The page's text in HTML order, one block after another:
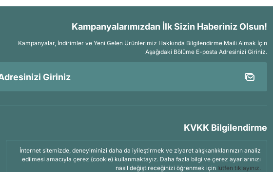
Kampanyalarımızdan İlk Sizin Haberiniz Olsun!
Kampanyalar, İndirimler ve Yeni Gelen Ürünlerimiz Hakkında Bilgilendirme Maili Almak İçin
Aşağıdaki Bölüme E-posta Adresinizi Giriniz.
KVKK Bilgilendirme
İnternet sitemizde, deneyiminizi daha da iyileştirmek ve ziyaret alışkanlıklarınızın analiz
edilmesi amacıyla çerez (cookie) kullanmaktayız. Daha fazla bilgi ve çerez ayarlarınızı
nasıl değiştireceğinizi öğrenmek için lütfen tıklayınız.